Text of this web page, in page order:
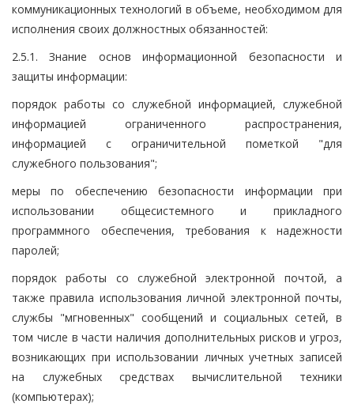
коммуникационных технологий в объеме, необходимом для
исполнения своих должностных обязанностей:
2.5.1. Знание основ информационной безопасности и
защиты информации:
порядок работы со служебной информацией, служебной
информацией ограниченного распространения,
информацией с ограничительной пометкой "для
служебного пользования";
меры по обеспечению безопасности информации при
использовании общесистемного и прикладного
программного обеспечения, требования к надежности
паролей;
порядок работы со служебной электронной почтой, а
также правила использования личной электронной почты,
службы "мгновенных" сообщений и социальных сетей, в
том числе в части наличия дополнительных рисков и угроз,
возникающих при использовании личных учетных записей
на служебных средствах вычислительной техники
(компьютерах);